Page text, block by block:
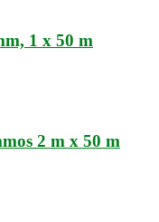
1 x 50 m
2 m x 50 m